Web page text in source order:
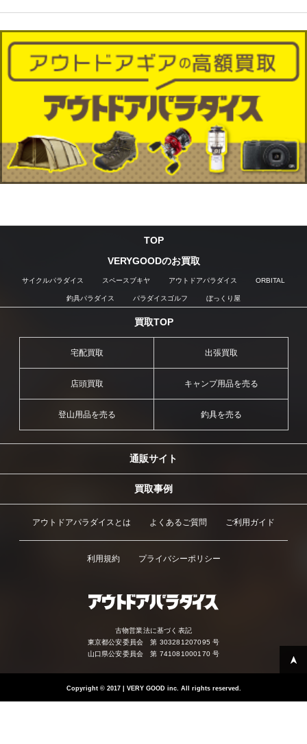
TOP
VERYGOODのお買取
サイクルパラダイス スペースブキヤ アウトドアパラダイス ORBITAL
釣具パラダイス パラダイスゴルフ ぼっくり屋
買取TOP
宅配買取 出張買取
店頭買取 キャンプ用品を売る
登山用品を売る 釣具を売る
通販サイト
買取事例
アウトドアパラダイスとは よくあるご質問 ご利用ガイド
利用規約 プライバシーポリシー
古物営業法に基づく表記
東京都公安委員会 第 303281207095 号
山口県公安委員会 第 741081000170 号
Copyright ©2017 | VERY GOOD inc. All rights reserved.